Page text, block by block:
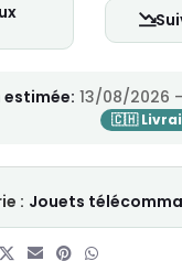
estimée: 13/08/2026
: Jouets